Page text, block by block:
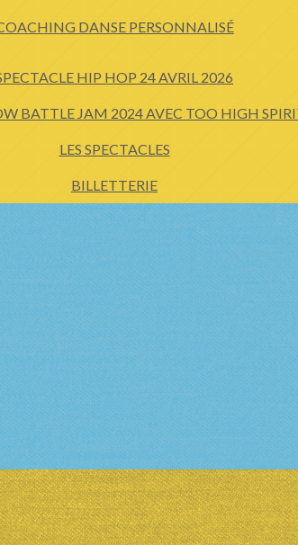
DANSE PERSONNALISÉ
HIP HOP 24 AVRIL 2026
BATTLE JAM 2024 AVEC TOO HIGH
LES SPECTACLES
BILLETTERIE